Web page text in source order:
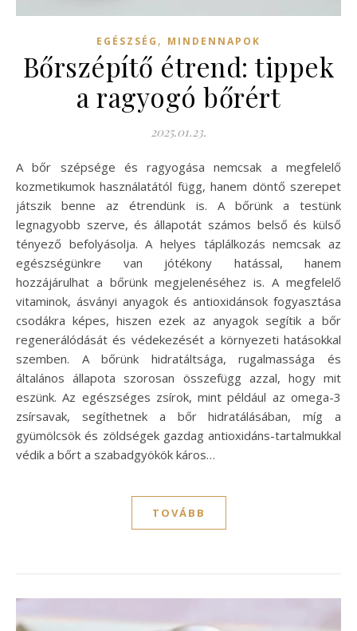
EGÉSZSÉG , MINDENNAPOK
Bőrszépítő étrend: tippek
a ragyogó bőrért
2025.01.23.
A bőr szépsége és ragyogása nemcsak a megfelelő
kozmetikumok használatától függ, hanem döntő szerepet
játszik benne az étrendünk is. A bőrünk a testünk
legnagyobb szerve, és állapotát számos belső és külső
tényező befolyásolja. A helyes táplálkozás nemcsak az
egészségünkre van jótékony hatással, hanem
hozzájárulhat a bőrünk megjelenéséhez is. A megfelelő
vitaminok, ásványi anyagok és antioxidánsok fogyasztása
csodákra képes, hiszen ezek az anyagok segítik a bőr
regenerálódását és védekezését a környezeti hatásokkal
szemben. A bőrünk hidratáltsága, rugalmassága és
általános állapota szorosan összefügg azzal, hogy mit
eszünk. Az egészséges zsírok, mint például az omega-3
zsírsavak, segíthetnek a bőr hidratálásában, míg a
gyümölcsök és zöldségek gazdag antioxidáns-tartalmukkal
védik a bőrt a szabadgyökök káros…
TOVÁBB